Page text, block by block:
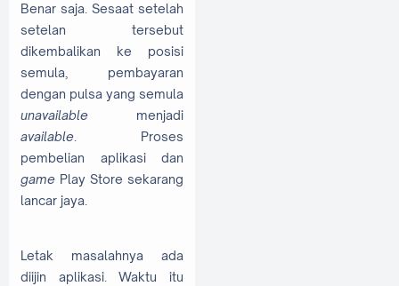
Benar saja. Sesaat setelah
setelan tersebut
dikembalikan ke posisi
semula, pembayaran
dengan pulsa yang semula
unavailable menjadi
available. Proses
pembelian aplikasi dan
game Play Store sekarang
lancar jaya.
Letak masalahnya ada
diijin aplikasi. Waktu itu